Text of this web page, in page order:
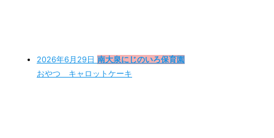
2026年6月29日 南大泉にじのいろ保育園
おやつ キャロットケーキ